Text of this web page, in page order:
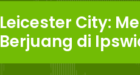
Leicester City:
Berjuang di